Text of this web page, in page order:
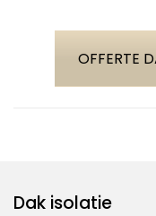
OFFERTE
Dak isolatie